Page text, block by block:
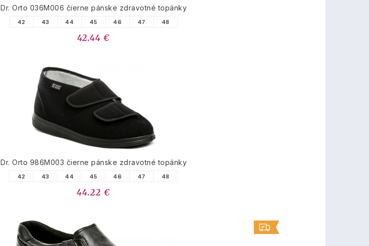
Dr. Orto 036M006 čierne pánske zdravotné topánky
42 43 44 45 46 47 48
42.44 €
Dr. Orto 986M003 čierne pánske zdravotné topánky
42 43 44 45 46 47 48
44.22 €